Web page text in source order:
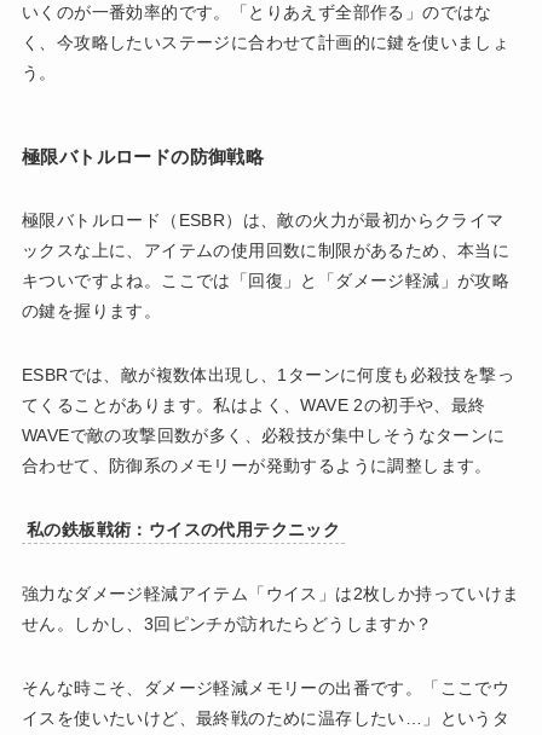
いくのが一番効率的です。「とりあえず全部作る」のではな
く、今攻略したいステージに合わせて計画的に鍵を使いましょ
う。
極限バトルロードの防御戦略
極限バトルロード（ESBR）は、敵の火力が最初からクライマ
ックスな上に、アイテムの使用回数に制限があるため、本当に
キついですよね。ここでは「回復」と「ダメージ軽減」が攻略
の鍵を握ります。
ESBRでは、敵が複数体出現し、1ターンに何度も必殺技を撃っ
てくることがあります。私はよく、WAVE 2の初手や、最終
WAVEで敵の攻撃回数が多く、必殺技が集中しそうなターンに
合わせて、防御系のメモリーが発動するように調整します。
私の鉄板戦術：ウイスの代用テクニック
強力なダメージ軽減アイテム「ウイス」は2枚しか持っていけま
せん。しかし、3回ピンチが訪れたらどうしますか？
そんな時こそ、ダメージ軽減メモリーの出番です。「ここでウ
イスを使いたいけど、最終戦のために温存したい…」というタ